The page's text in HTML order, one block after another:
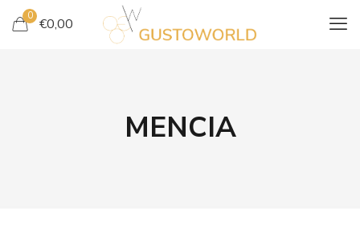
0 €0,00
MENCIA